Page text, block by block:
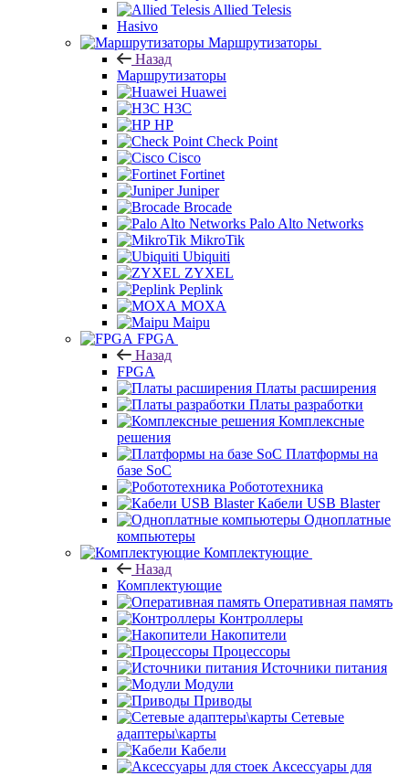
Allied Telesis
Hasivo
Маршрутизаторы
Назад
Маршрутизаторы
Huawei
H3C
HP
Check Point
Cisco
Fortinet
Juniper
Brocade
Palo Alto Networks
MikroTik
Ubiquiti
ZYXEL
Peplink
MOXA
Maipu
FPGA
Назад
FPGA
Платы расширения
Платы разработки
Комплексные
решения
Платформы на
базе SoC
Робототехника
Кабели USB Blaster
Одноплатные
компьютеры
Комплектующие
Назад
Комплектующие
Оперативная память
Контроллеры
Накопители
Процессоры
Источники питания
Модули
Приводы
Сетевые
адаптеры\карты
Кабели
Аксессуары для